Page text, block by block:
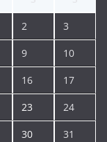
2 3
9 10
16 17
23 24
30 31